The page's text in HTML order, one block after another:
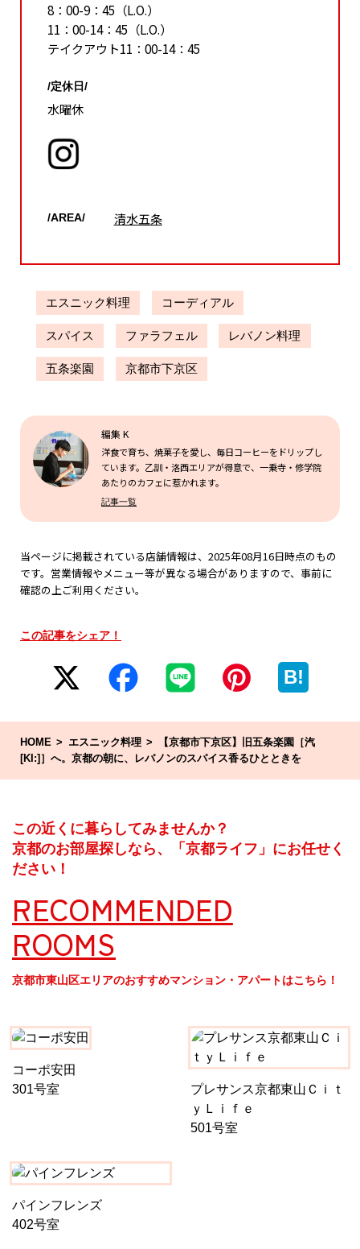
8：00-9：45（L.O.）
11：00-14：45（L.O.）
テイクアウト11：00-14：45
/定休日/
水曜休
/AREA/ 清水五条
エスニック料理 コーディアル
スパイス ファラフェル レバノン料理
五条楽園 京都市下京区
編集 K
洋食で育ち、焼菓子を愛し、毎日コーヒーをドリップし
ています。乙訓・洛西エリアが得意で、一乗寺・修学院
あたりのカフェに惹かれます。
記事一覧
当ページに掲載されている店舗情報は、2025年08月16日時点のもの
です。営業情報やメニュー等が異なる場合がありますので、事前に
確認の上ご利用ください。
この記事をシェア！
B!
HOME エスニック料理
【京都市下京区】旧五条楽園［汽
[KI:]］へ。京都の朝に、レバノンのスパイス香るひとときを
この近くに暮らしてみませんか？
京都のお部屋探しなら、「京都ライフ」にお任せく
ださい！
RECOMMENDED
ROOMS
京都市東山区エリアのおすすめマンション・アパートはこちら！
コーポ安田
301号室
プレサンス京都東山Ｃｉｔ
ｙＬｉｆｅ
501号室
パインフレンズ
402号室